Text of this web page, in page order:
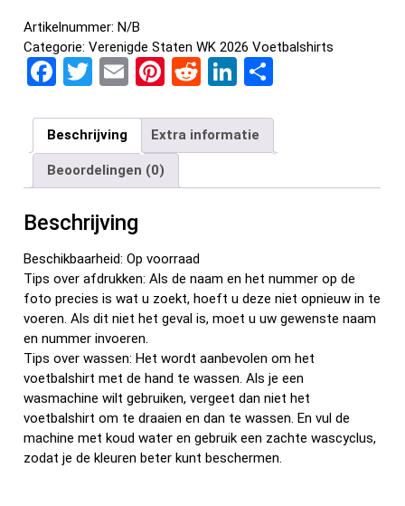
Artikelnummer:N/B
Categorie:Verenigde Staten WK 2026 Voetbalshirts
F
ce
b
o
o
k
T
tt
er
E
ail
Pi
er
es
t
R
d
di
t
Li
ke
dI
n
e
n
Beschrijving Extra informatie
Beoordelingen (0)
Beschrijving
Beschikbaarheid: Op voorraad
Tips over afdrukken: Als de naam en het nummer op de
foto precies is wat u zoekt, hoeft u deze niet opnieuw in te
voeren. Als dit niet het geval is, moet u uw gewenste naam
en nummer invoeren.
Tips over wassen: Het wordt aanbevolen om het
voetbalshirt met de hand te wassen. Als je een
wasmachine wilt gebruiken, vergeet dan niet het
voetbalshirt om te draaien en dan te wassen. En vul de
machine met koud water en gebruik een zachte wascyclus,
zodat je de kleuren beter kunt beschermen.